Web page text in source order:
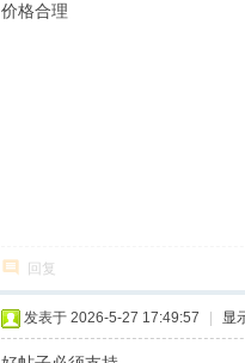
价格合理
回复
发表于 2026-5-27 17:49:57 显